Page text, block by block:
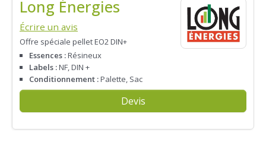
Long Énergies
Écrire un avis
Offre spéciale pellet EO2 DIN+
Essences :Résineux
Labels :NF, DIN +
Conditionnement :Palette, Sac
Devis